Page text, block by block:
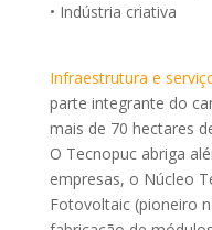
• Indústria criativa
Infraestrutura e
parte integrante do
mais de 70 hectares
O Tecnopuc abriga
empresas, o Núcleo
Fotovoltaic (pioneiro